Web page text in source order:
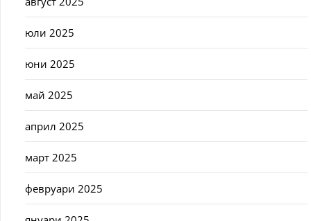
юли 2025
юни 2025
май 2025
април 2025
март 2025
февруари 2025